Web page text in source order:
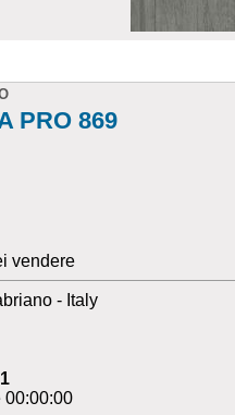
PRO 869
vendere
- Italy
00:00:00